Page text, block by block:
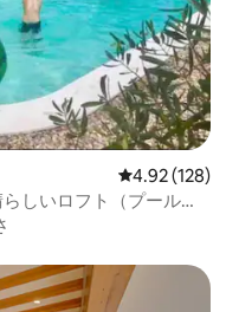
レビュー128
4.92 (128)
しいロフト（プール付